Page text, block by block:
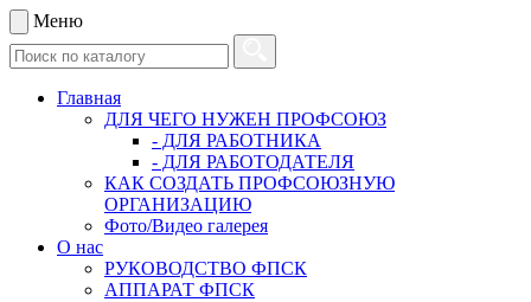
Меню
Главная
ДЛЯ ЧЕГО НУЖЕН ПРОФСОЮЗ
- ДЛЯ РАБОТНИКА
- ДЛЯ РАБОТОДАТЕЛЯ
КАК СОЗДАТЬ ПРОФСОЮЗНУЮ
ОРГАНИЗАЦИЮ
Фото/Видео галерея
О нас
РУКОВОДСТВО ФПСК
АППАРАТ ФПСК